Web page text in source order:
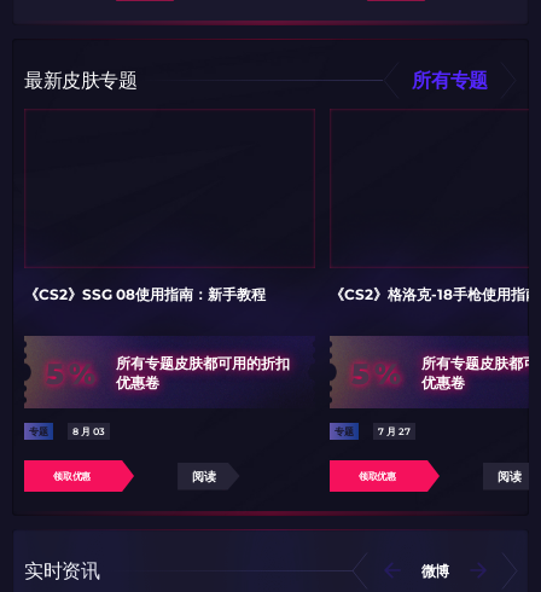
最新皮肤专题 所有专题
《CS2》SSG 08使用指南：新手教程
5%
所有专题皮肤都可用的折扣
优惠卷
专题 8 月 03
领取优惠 阅读
《CS2》格洛克-18手枪使用指
5%
所有专题皮肤都
优惠卷
专题 7 月 27
领取优惠 阅读
实时资讯 微博